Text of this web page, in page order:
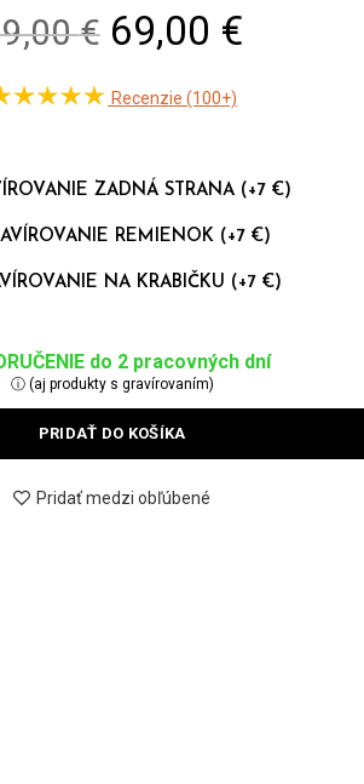
Recenzie (100+)
ZADNÁ STRANA (+7 €)
REMIENOK (+7 €)
NA KRABIČKU (+7 €)
€ Original
price
was:
99,00 €.
69,00 €Current
69,00 €.
do 2 pracovných dní
ⓘ (aj produkty s gravírovaním)
PRIDAŤ DO KOŠÍKA
Pridať medzi obľúbené